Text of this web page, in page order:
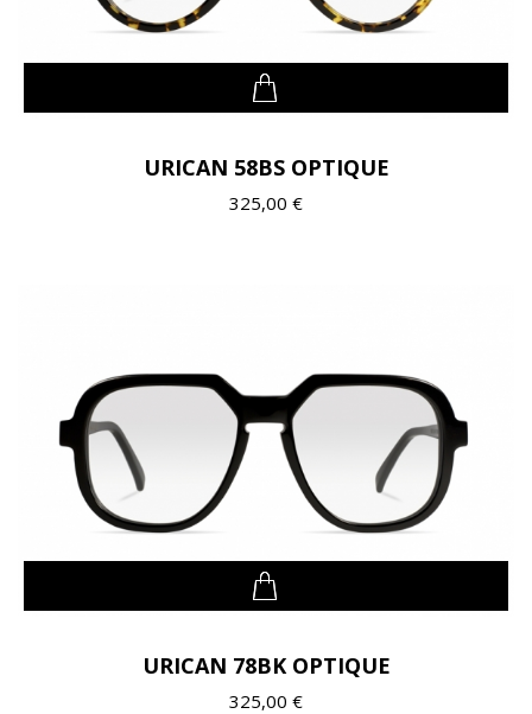
URICAN 58BS OPTIQUE
325,00 €
URICAN 78BK OPTIQUE
325,00 €